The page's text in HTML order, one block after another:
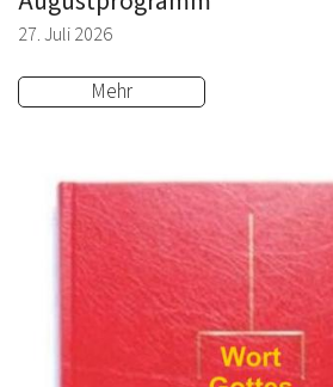
27. Juli 2026
Mehr